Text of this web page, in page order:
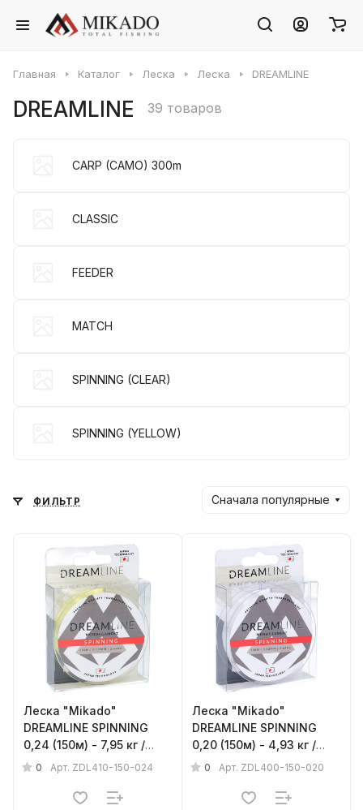
Главная Каталог Леска Леска DREAMLINE
DREAMLINE 39 товаров
CARP (CAMO) 300m
CLASSIC
FEEDER
MATCH
SPINNING (CLEAR)
SPINNING (YELLOW)
ФИЛЬТР Сначала популярные
Леска "Mikado"
DREAMLINE SPINNING
0,24 (150м) - 7,95 кг /
YELLOW
0 Арт. ZDL410-150-024
Леска "Mikado"
DREAMLINE SPINNING
0,20 (150м) - 4,93 кг /
CLEAR
0 Арт. ZDL400-150-020